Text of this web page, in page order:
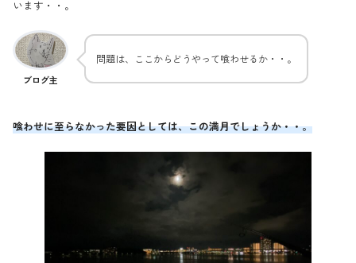
います・・。
ブログ主
問題は、ここからどうやって喰わせるか・・。
喰わせに至らなかった要因としては、この満月でしょうか・・。